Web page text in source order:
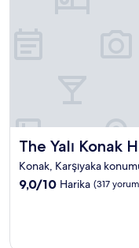
The Yalı Konak
The Yalı Konak
Konak, Karşıyaka
10
9,0/10 Harika (317